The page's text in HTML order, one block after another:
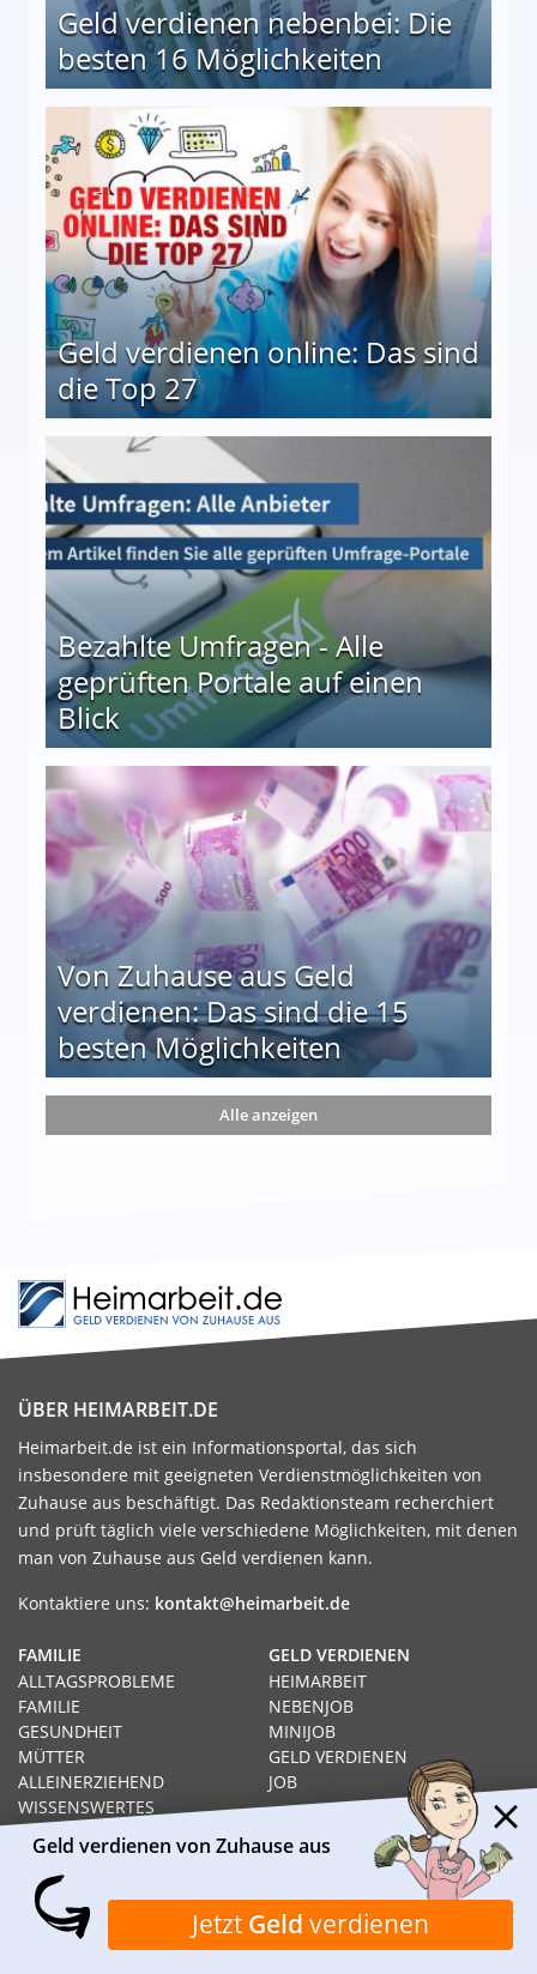
Geld verdienen nebenbei: Die
besten 16 Möglichkeiten
Geld verdienen online: Das sind
die Top 27
Bezahlte Umfragen - Alle
geprüften Portale auf einen
Blick
auf einen Blick
Von Zuhause aus Geld
verdienen: Das sind die 15
besten Möglichkeiten
die 15 besten Möglichkeiten
Alle anzeigen
ÜBER HEIMARBEIT.DE
Heimarbeit.de ist ein Informationsportal, das sich
insbesondere mit geeigneten Verdienstmöglichkeiten von
Zuhause aus beschäftigt. Das Redaktionsteam recherchiert
und prüft täglich viele verschiedene Möglichkeiten, mit denen
man von Zuhause aus Geld verdienen kann.
Kontaktiere uns: kontakt@heimarbeit.de
GELD VERDIENEN
HEIMARBEIT
NEBENJOB
MINIJOB
GELD VERDIENEN
JOB
GELD VERDIENEN VON
PRODUKTTESTS
SCHNELL GELD VERDIENEN
FAMILIE
ALLTAGSPROBLEME
FAMILIE
GESUNDHEIT
MÜTTER
ALLEINERZIEHEND
WISSENSWERTES
RECHT
SOZIALHILFE
HARTZ IV
ARBEITSLOS
Geld verdienen von Zuhause aus
Jetzt Geld verdienen